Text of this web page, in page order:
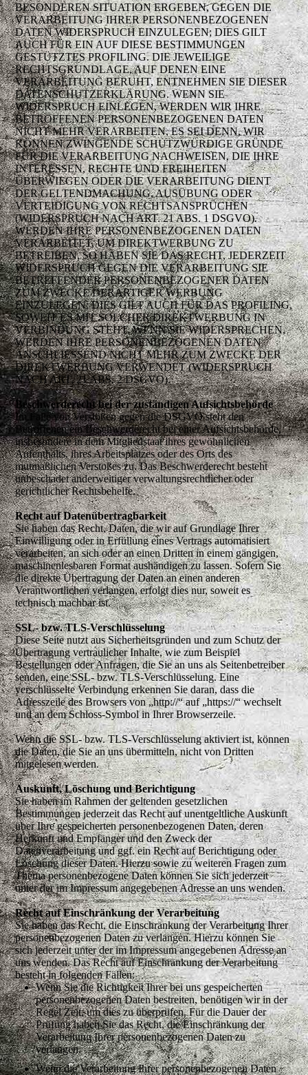
BESONDEREN SITUATION ERGEBEN, GEGEN DIE
VERARBEITUNG IHRER PERSONENBEZOGENEN
DATEN WIDERSPRUCH EINZULEGEN; DIES GILT
AUCH FÜR EIN AUF DIESE BESTIMMUNGEN
GESTÜTZTES PROFILING. DIE JEWEILIGE
RECHTSGRUNDLAGE, AUF DENEN EINE
VERARBEITUNG BERUHT, ENTNEHMEN SIE DIESER
DATENSCHUTZERKLÄRUNG. WENN SIE
WIDERSPRUCH EINLEGEN, WERDEN WIR IHRE
BETROFFENEN PERSONENBEZOGENEN DATEN
NICHT MEHR VERARBEITEN, ES SEI DENN, WIR
KÖNNEN ZWINGENDE SCHUTZWÜRDIGE GRÜNDE
FÜR DIE VERARBEITUNG NACHWEISEN, DIE IHRE
INTERESSEN, RECHTE UND FREIHEITEN
ÜBERWIEGEN ODER DIE VERARBEITUNG DIENT
DER GELTENDMACHUNG, AUSÜBUNG ODER
VERTEIDIGUNG VON RECHTSANSPRÜCHEN
(WIDERSPRUCH NACH ART. 21 ABS. 1 DSGVO).
WERDEN IHRE PERSONENBEZOGENEN DATEN
VERARBEITET, UM DIREKTWERBUNG ZU
BETREIBEN, SO HABEN SIE DAS RECHT, JEDERZEIT
WIDERSPRUCH GEGEN DIE VERARBEITUNG SIE
BETREFFENDER PERSONENBEZOGENER DATEN
ZUM ZWECKE DERARTIGER WERBUNG
EINZULEGEN; DIES GILT AUCH FÜR DAS PROFILING,
SOWEIT ES MIT SOLCHER DIREKTWERBUNG IN
VERBINDUNG STEHT. WENN SIE WIDERSPRECHEN,
WERDEN IHRE PERSONENBEZOGENEN DATEN
ANSCHLIESSEND NICHT MEHR ZUM ZWECKE DER
DIREKTWERBUNG VERWENDET (WIDERSPRUCH
NACH ART. 21 ABS. 2 DSGVO).
Beschwerderecht bei der zuständigen Aufsichtsbehörde
Im Falle von Verstößen gegen die DSGVO steht den
Betroffenen ein Beschwerderecht bei einer Aufsichtsbehörde,
insbesondere in dem Mitgliedstaat ihres gewöhnlichen
Aufenthalts, ihres Arbeitsplatzes oder des Orts des
mutmaßlichen Verstoßes zu. Das Beschwerderecht besteht
unbeschadet anderweitiger verwaltungsrechtlicher oder
gerichtlicher Rechtsbehelfe.
Recht auf Datenübertragbarkeit
Sie haben das Recht, Daten, die wir auf Grundlage Ihrer
Einwilligung oder in Erfüllung eines Vertrags automatisiert
verarbeiten, an sich oder an einen Dritten in einem gängigen,
maschinenlesbaren Format aushändigen zu lassen. Sofern Sie
die direkte Übertragung der Daten an einen anderen
Verantwortlichen verlangen, erfolgt dies nur, soweit es
technisch machbar ist.
SSL- bzw. TLS-Verschlüsselung
Diese Seite nutzt aus Sicherheitsgründen und zum Schutz der
Übertragung vertraulicher Inhalte, wie zum Beispiel
Bestellungen oder Anfragen, die Sie an uns als Seitenbetreiber
senden, eine SSL- bzw. TLS-Verschlüsselung. Eine
verschlüsselte Verbindung erkennen Sie daran, dass die
Adresszeile des Browsers von „http://“ auf „https://“ wechselt
und an dem Schloss-Symbol in Ihrer Browserzeile.
Wenn die SSL- bzw. TLS-Verschlüsselung aktiviert ist, können
die Daten, die Sie an uns übermitteln, nicht von Dritten
mitgelesen werden.
Auskunft, Löschung und Berichtigung
Sie haben im Rahmen der geltenden gesetzlichen
Bestimmungen jederzeit das Recht auf unentgeltliche Auskunft
über Ihre gespeicherten personenbezogenen Daten, deren
Herkunft und Empfänger und den Zweck der
Datenverarbeitung und ggf. ein Recht auf Berichtigung oder
Löschung dieser Daten. Hierzu sowie zu weiteren Fragen zum
Thema personenbezogene Daten können Sie sich jederzeit
unter der im Impressum angegebenen Adresse an uns wenden.
Recht auf Einschränkung der Verarbeitung
Sie haben das Recht, die Einschränkung der Verarbeitung Ihrer
personenbezogenen Daten zu verlangen. Hierzu können Sie
sich jederzeit unter der im Impressum angegebenen Adresse an
uns wenden. Das Recht auf Einschränkung der Verarbeitung
besteht in folgenden Fällen:
Wenn Sie die Richtigkeit Ihrer bei uns gespeicherten
personenbezogenen Daten bestreiten, benötigen wir in der
Regel Zeit, um dies zu überprüfen. Für die Dauer der
Prüfung haben Sie das Recht, die Einschränkung der
Verarbeitung Ihrer personenbezogenen Daten zu
verlangen.
Wenn die Verarbeitung Ihrer personenbezogenen Daten